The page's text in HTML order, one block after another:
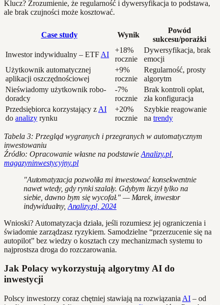
Klucz? Zrozumienie, że regularność i dywersyfikacja to podstawa,
ale brak czujności może kosztować.
Case study Wynik
Powód
sukcesu/porażki
Inwestor indywidualny – ETF AI
+18%
rocznie
Dywersyfikacja, brak
emocji
Użytkownik automatycznej
aplikacji oszczędnościowej
+9%
rocznie
Regularność, prosty
algorytm
Nieświadomy użytkownik robo-
doradcy
-7%
rocznie
Brak kontroli opłat,
zła konfiguracja
Przedsiębiorca korzystający z AI
do analizy rynku
+20%
rocznie
Szybkie reagowanie
na trendy
Tabela 3: Przegląd wygranych i przegranych w automatycznym
inwestowaniu
Źródło: Opracowanie własne na podstawie Analizy.pl
magazyninwestycyjny.pl
"Automatyzacja pozwoliła mi inwestować konsekwentnie
nawet wtedy, gdy rynki szalały. Gdybym liczył tylko na
siebie, dawno bym się wycofał." — Marek, inwestor
indywidualny, Analizy.pl, 2024
Wnioski? Automatyzacja działa, jeśli rozumiesz jej ograniczenia i
świadomie zarządzasz ryzykiem. Samodzielne “przerzucenie się na
autopilot” bez wiedzy o kosztach czy mechanizmach systemu to
najprostsza droga do rozczarowania.
Jak Polacy wykorzystują algorytmy AI do
inwestycji
Polscy inwestorzy coraz chętniej stawiają na rozwiązania AI – od